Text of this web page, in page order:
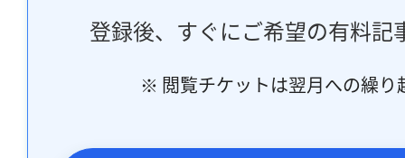
登録後、すぐにご希望の有料記
※ 閲覧チケットは翌月への繰り